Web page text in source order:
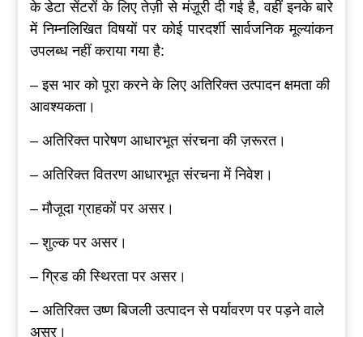
के डेटा सेंटरों के लिए तेज़ी से मंज़ूरी दी गई है, वहीं इनके बारे
में निम्नलिखित विषयों पर कोई पारदर्शी सार्वजनिक मूल्यांकन
उपलब्ध नहीं कराया गया है:
– इस भार को पूरा करने के लिए अतिरिक्त उत्पादन क्षमता की
आवश्यकता।
– अतिरिक्त पारेषण आधारभूत संरचना की ज़रूरत।
– अतिरिक्त वितरण आधारभूत संरचना में निवेश।
– मौजूदा ग्राहकों पर असर।
– शुल्क पर असर।
– ग्रिड की स्थिरता पर असर।
– अतिरिक्त उष्ण बिजली उत्पादन से पर्यावरण पर पड़ने वाले
असर।